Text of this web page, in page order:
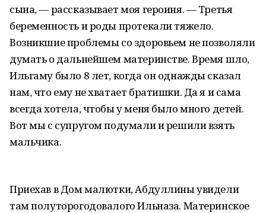
сына, — рассказывает моя героиня. — Третья
беременность и роды протекали тяжело.
Возникшие проблемы со здоровьем не позволяли
думать о дальнейшем материнстве. Время шло,
Ильгаму было 8 лет, когда он однажды сказал
нам, что ему не хватает братишки. Да я и сама
всегда хотела, чтобы у меня было много детей.
Вот мы с супругом подумали и решили взять
мальчика.
Приехав в Дом малютки, Абдуллины увидели
там полуторогодовалого Ильназа. Материнское